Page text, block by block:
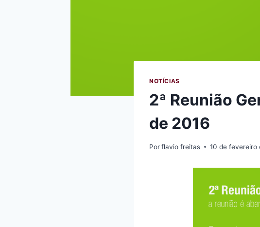
NOTÍCIAS
2ª Reunião
de 2016
Porflavio freitas 10 de fevereiro